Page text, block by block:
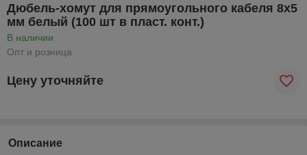
Дюбель-хомут для прямоугольного кабеля 8х5
мм белый (100 шт в пласт. конт.)
В наличии
Опт и розница
Цену уточняйте
Описание